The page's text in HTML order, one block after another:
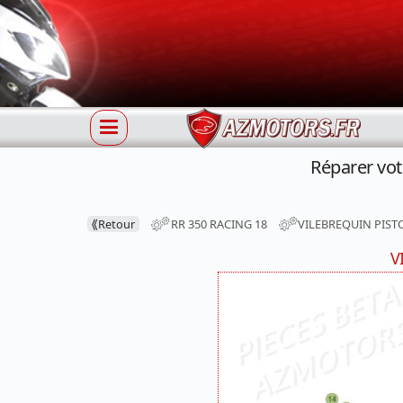
Réparer
⟪Retour RR 350 RACING 18 VILEBREQUIN